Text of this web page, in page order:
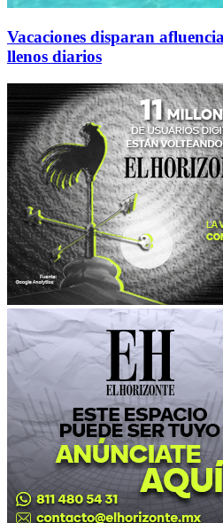
Vacaciones disparan
llenos diarios